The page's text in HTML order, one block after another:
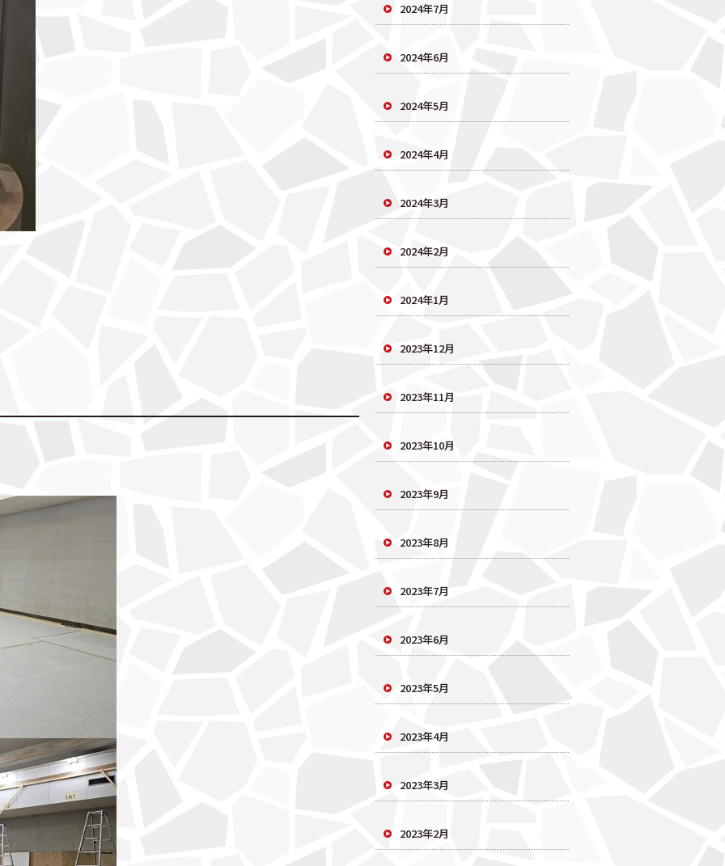
2024年7月
2024年6月
2024年5月
2024年4月
2024年3月
2024年2月
2024年1月
2023年12月
2023年11月
2023年10月
2023年9月
2023年8月
2023年7月
2023年6月
2023年5月
2023年4月
2023年3月
2023年2月